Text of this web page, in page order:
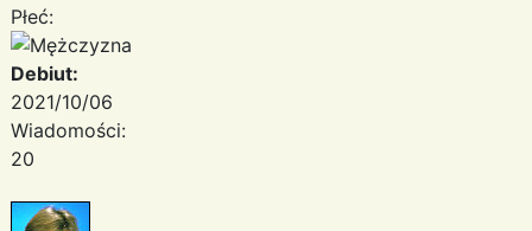
Płeć:
Debiut:
2021/10/06
Wiadomości:
20